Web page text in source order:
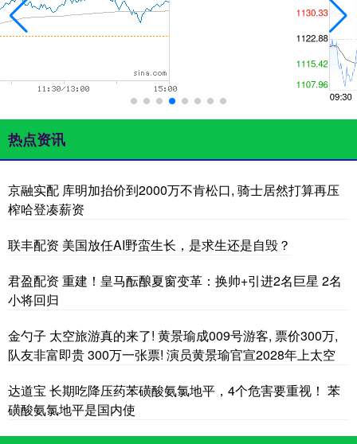
热点资讯
京融实配 库明加抬价到2000万不肯松口, 骑士居然打算再压
榨哈登凑薪资
联丰配资 美国放任AI野蛮生长，是求生还是自毁？
君盈配资 重建！皇马酝酿夏窗变革：换帅+引进2名巨星 2名
小将回归
金勺子 太空旅游真的来了! 黄景瑜成009号游客, 票价300万,
队友非富即贵 300万一张票! 演员黄景瑜官宣2028年上太空
达道宝 长期吃降压药苯磺酸氨氯地平，4个危害要重视！ 苯
磺酸氨氯地平是国内使